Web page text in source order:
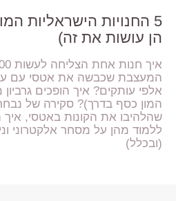
5 החנויות הישראליות
הן עושות את זה)
המעצבת שכבשה את אטסי עם
אלפי עותקים? איך הופכים
המון כסף בדרך)? סקירה של
שהלהיבו את הקונות באטסי,
ללמוד מהן על מסחר אלקטרוני
(ובכלל)